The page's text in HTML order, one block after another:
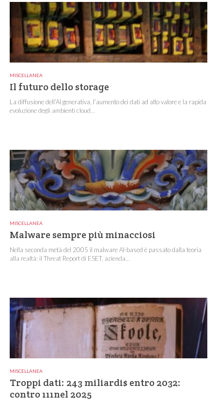
MISCELLANEA
Il futuro dello storage
La diffusione dell’AI generativa, l’aumento dei dati ad alto valore e la rapida
evoluzione degli ambienti cloud...
MISCELLANEA
Malware sempre più minacciosi
Nella seconda metà del 2005 il malware AI-based è passato dalla teoria
alla realtà: il Threat Report di ESET, azienda...
MISCELLANEA
Troppi dati: 243 miliardi$ entro 2032:
contro 111nel 2025